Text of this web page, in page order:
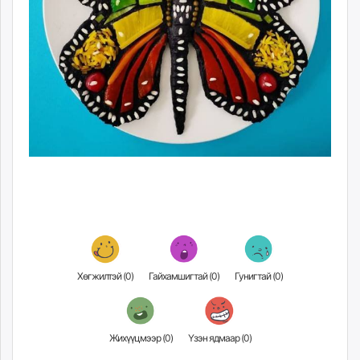
Хөгжилтэй (0) Гайхамшигтай (0) Гунигтай (0)
Жихүүцмээр (0) Үзэн ядмаар (0)